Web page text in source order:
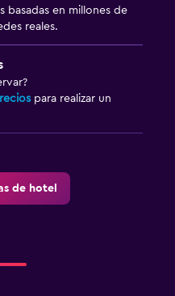
basadas en millones de
reales.
para realizar un
de hotel